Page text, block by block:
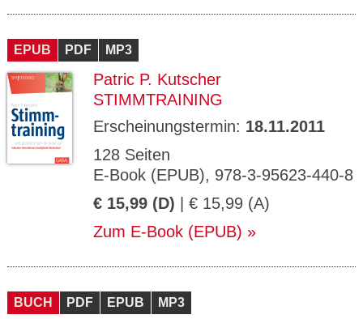
EPUB PDF MP3
Patric P. Kutscher
STIMMTRAINING
Erscheinungstermin: 18.11.2011
128 Seiten
E-Book (EPUB), 978-3-95623-440-8
€ 15,99 (D) | € 15,99 (A)
Zum E-Book (EPUB)
BUCH PDF EPUB MP3